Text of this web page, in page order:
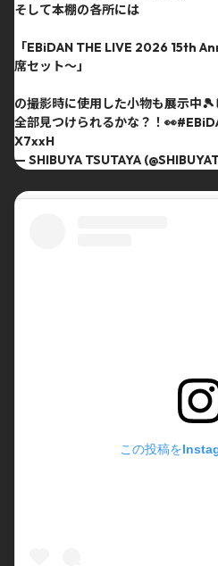
そして本棚の各所には
「EBiDAN THE LIVE 2026 15th
席セット〜」
の撮影時に使用した小物も展示中
全部見つけられるかな？！👀
X7xxH
— SHIBUYA TSUTAYA
この投稿を